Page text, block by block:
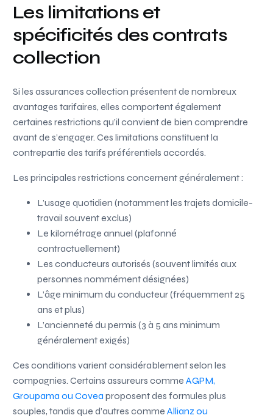
Les limitations et
spécificités des contrats
collection
Si les assurances collection présentent de nombreux
avantages tarifaires, elles comportent également
certaines restrictions qu’il convient de bien comprendre
avant de s’engager. Ces limitations constituent la
contrepartie des tarifs préférentiels accordés.
Les principales restrictions concernent généralement :
L’usage quotidien (notamment les trajets domicile-
travail souvent exclus)
Le kilométrage annuel (plafonné
contractuellement)
Les conducteurs autorisés (souvent limités aux
personnes nommément désignées)
L’âge minimum du conducteur (fréquemment 25
ans et plus)
L’ancienneté du permis (3 à 5 ans minimum
généralement exigés)
Ces conditions varient considérablement selon les
compagnies. Certains assureurs commeAGPM,
Groupama ou Covea proposent des formules plus
souples, tandis que d’autres commeAllianz ou